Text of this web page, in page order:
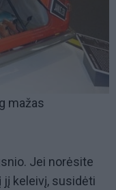
mažas
Jei norėsite
keleivį, susidėti